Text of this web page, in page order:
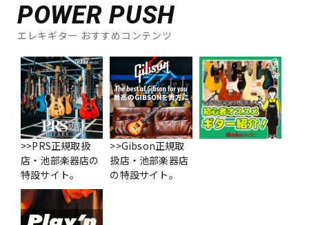
POWER PUSH
エレキギター おすすめコンテンツ
>>PRS正規取扱
店・池部楽器店の
特設サイト。
>>Gibson正規取
扱店・池部楽器店
の特設サイト。